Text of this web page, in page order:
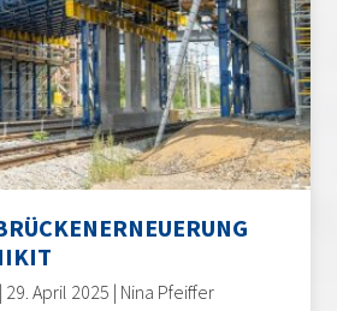
April 2025 | Nina Pfeiffer